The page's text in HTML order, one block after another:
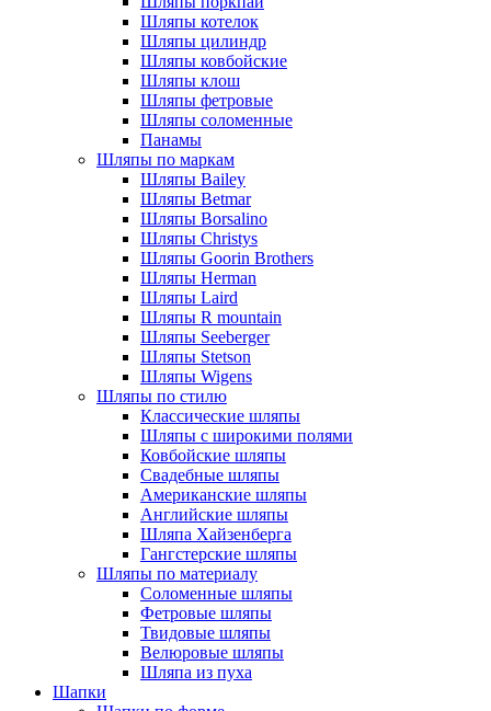
Шляпы котелок
Шляпы цилиндр
Шляпы ковбойские
Шляпы клош
Шляпы фетровые
Шляпы соломенные
Панамы
Шляпы по маркам
Шляпы Bailey
Шляпы Betmar
Шляпы Borsalino
Шляпы Christys
Шляпы Goorin Brothers
Шляпы Herman
Шляпы Laird
Шляпы R mountain
Шляпы Seeberger
Шляпы Stetson
Шляпы Wigens
Шляпы по стилю
Классические шляпы
Шляпы с широкими полями
Ковбойские шляпы
Свадебные шляпы
Американские шляпы
Английские шляпы
Шляпа Хайзенберга
Гангстерские шляпы
Шляпы по материалу
Соломенные шляпы
Фетровые шляпы
Твидовые шляпы
Велюровые шляпы
Шляпа из пуха
Шапки